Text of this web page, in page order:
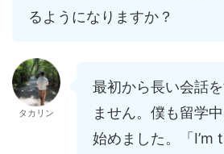
るようになりますか？
タカリン
最初から長い会話
ません。僕も留学
始めました。「I’m